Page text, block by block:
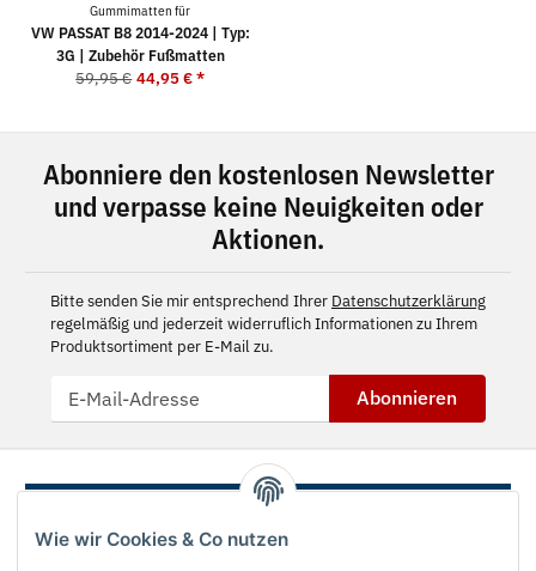
Wie wir Cookies & Co nutzen
Gummimatten für
VW PASSAT B8 2014-2024 | Typ:
3G | Zubehör Fußmatten
59,95 € 44,95 €*
Abonniere den kostenlosen Newsletter
und verpasse keine Neuigkeiten oder
Aktionen.
Bitte senden Sie mir entsprechend Ihrer Datenschutzerklärung
regelmäßig und jederzeit widerruflich Informationen zu Ihrem
Produktsortiment per E-Mail zu.
Abonnieren